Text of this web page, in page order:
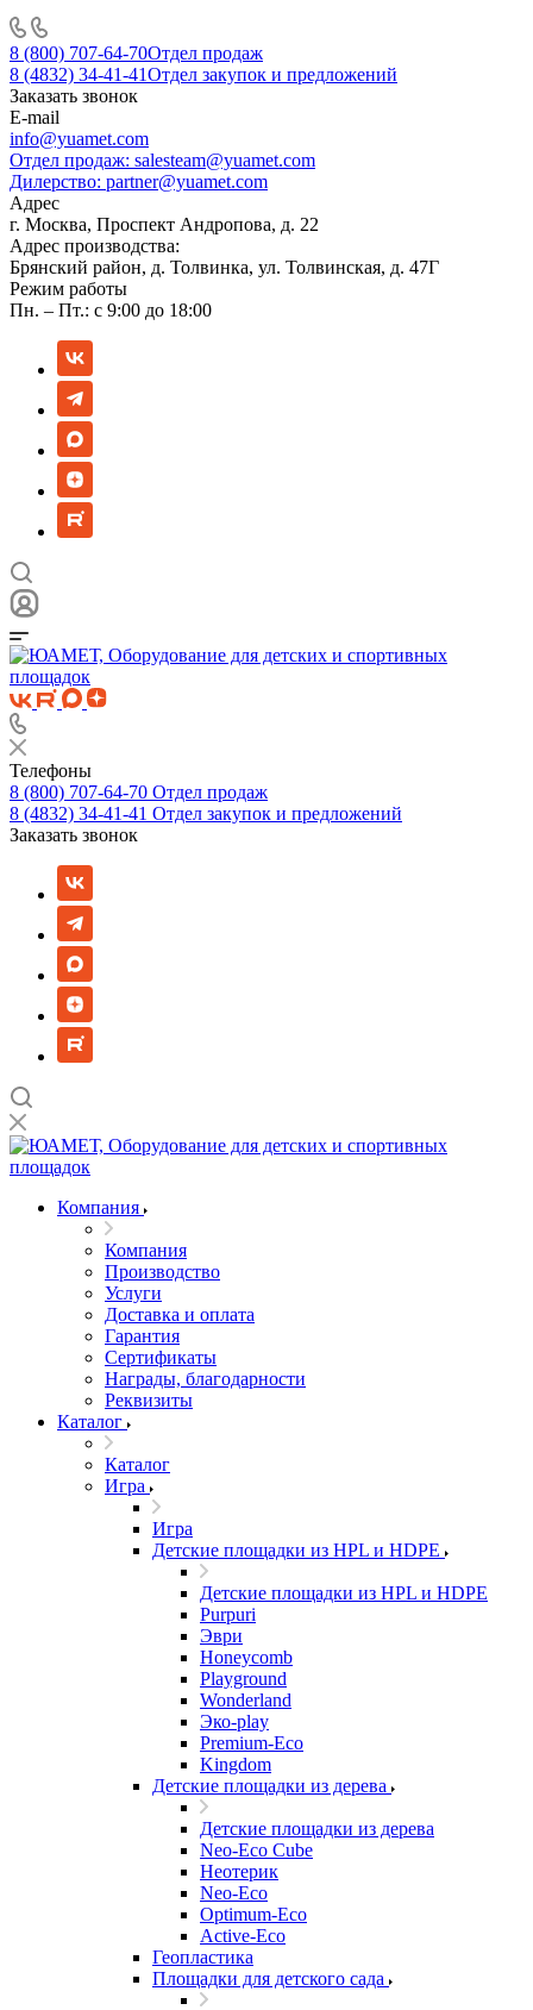
8 (800) 707-64-70Отдел продаж
8 (4832) 34-41-41Отдел закупок и предложений
Заказать звонок
E-mail
info@yuamet.com
Отдел продаж: salesteam@yuamet.com
Дилерство: partner@yuamet.com
Адрес
г. Москва, Проспект Андропова, д. 22
Адрес производства:
Брянский район, д. Толвинка, ул. Толвинская, д. 47Г
Режим работы
Пн. – Пт.: с 9:00 до 18:00
Телефоны
8 (800) 707-64-70 Отдел продаж
8 (4832) 34-41-41 Отдел закупок и предложений
Заказать звонок
Компания
Компания
Производство
Услуги
Доставка и оплата
Гарантия
Сертификаты
Награды, благодарности
Реквизиты
Каталог
Каталог
Игра
Игра
Детские площадки из HPL и HDPE
Детские площадки из HPL и HDPE
Purpuri
Эври
Honeycomb
Playground
Wonderland
Эко-play
Premium-Eco
Kingdom
Детские площадки из дерева
Детские площадки из дерева
Neo-Eco Cube
Неотерик
Neo-Eco
Оptimum-Еco
Active-Eco
Геопластика
Площадки для детского сада